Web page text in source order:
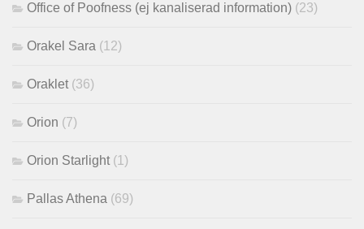
Office of Poofness (ej kanaliserad information) (23)
Orakel Sara (12)
Oraklet (36)
Orion (7)
Orion Starlight (1)
Pallas Athena (69)